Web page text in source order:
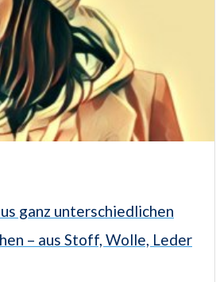
ganz unterschiedlichen
– aus Stoff, Wolle, Leder